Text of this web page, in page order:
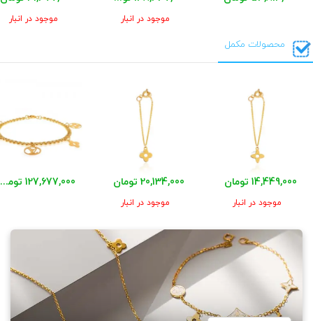
موجود در انبار موجود در انبار
محصولات مکمل
14,449,000 تومان
موجود در انبار
20,134,000 تومان
موجود در انبار
127,677,000 تومان